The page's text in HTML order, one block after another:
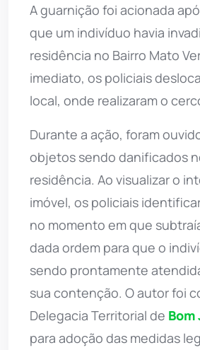
A guarnição foi acionada
que um indivíduo havia
residência no Bairro Mato
imediato, os policiais
local, onde realizaram o
Durante a ação, foram
objetos sendo danificados
residência. Ao visualizar o
imóvel, os policiais
no momento em que
dada ordem para que o
sendo prontamente
sua contenção. O autor foi
Delegacia Territorial de Bom
para adoção das medidas